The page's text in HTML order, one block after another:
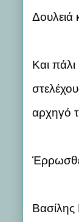
Δουλειά
Και
αρχηγό
Βασίλης